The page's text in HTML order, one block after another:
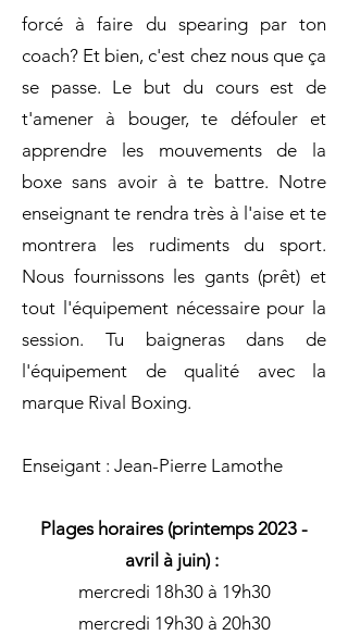
forcé à faire du spearing par ton
coach? Et bien, c'est chez nous que ça
se passe. Le but du cours est de
t'amener à bouger, te défouler et
apprendre les mouvements de la
boxe sans avoir à te battre. Notre
enseignant te rendra très à l'aise et te
montrera les rudiments du sport.
Nous fournissons les gants (prêt) et
tout l'équipement nécessaire pour la
session. Tu baigneras dans de
l'équipement de qualité avec la
marque Rival Boxing.
Enseigant : Jean-Pierre Lamothe
Plages horaires (printemps 2023 -
avril à juin) :
mercredi 18h30 à 19h30
mercredi 19h30 à 20h30